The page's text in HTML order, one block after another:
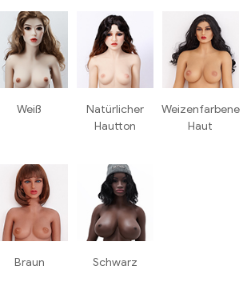
Weiß
Natürlicher
Hautton
Weizenfarbene
Haut
Braun Schwarz